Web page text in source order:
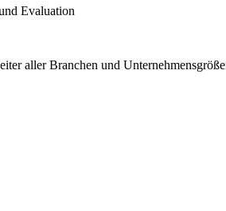
Evaluation
aller Branchen und